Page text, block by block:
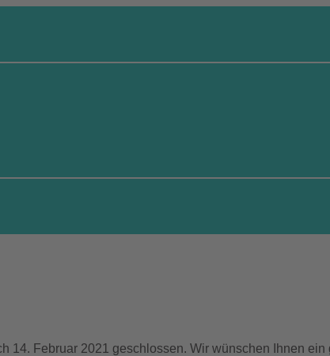
Februar 2021 geschlossen. Wir wünschen Ihnen